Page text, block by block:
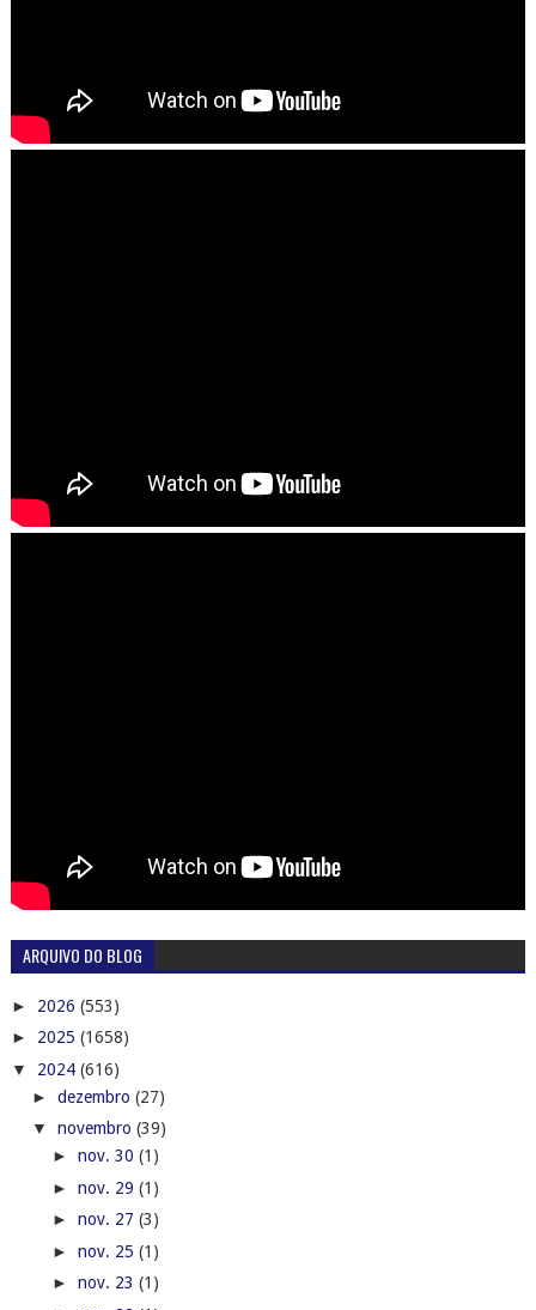
ARQUIVO DO BLOG
► 2026 (553)
► 2025 (1658)
▼ 2024 (616)
► dezembro (27)
▼ novembro (39)
► nov. 30 (1)
► nov. 29 (1)
► nov. 27 (3)
► nov. 25 (1)
► nov. 23 (1)